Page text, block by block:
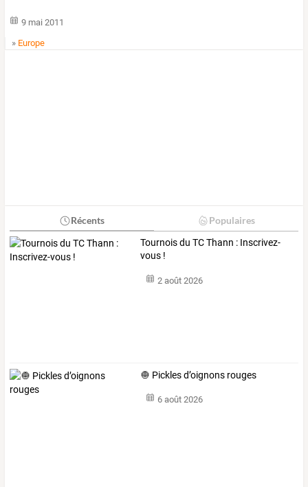
9 mai 2011
» Europe
Récents Populaires
Tournois du TC Thann : Inscrivez-
vous !
2 août 2026
🧅 Pickles d’oignons rouges
6 août 2026